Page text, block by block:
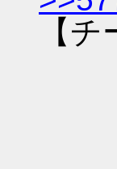
【
...
...
...
...